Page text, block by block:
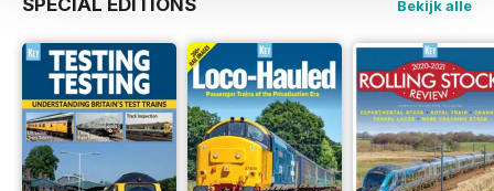
SPECIAL EDITIONS Bekijk alle